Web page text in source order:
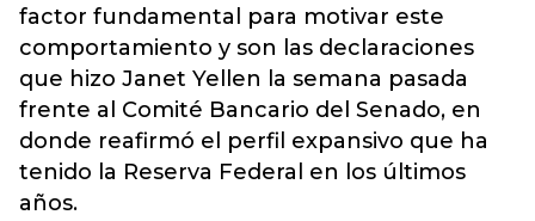
factor fundamental para motivar este
comportamiento y son las declaraciones
que hizo Janet Yellen la semana pasada
frente al Comité Bancario del Senado, en
donde reafirmó el perfil expansivo que ha
tenido la Reserva Federal en los últimos
años.